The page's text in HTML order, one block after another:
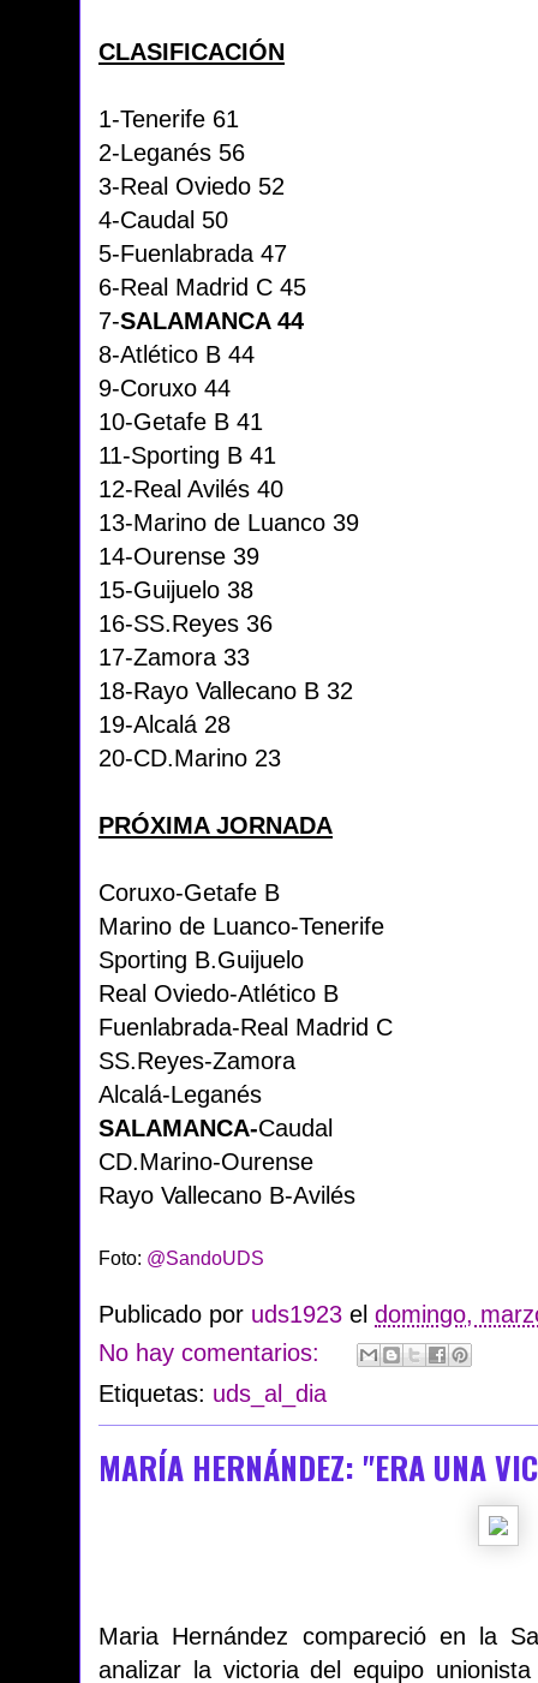
CLASIFICACIÓN
1-Tenerife 61
2-Leganés 56
3-Real Oviedo 52
4-Caudal 50
5-Fuenlabrada 47
6-Real Madrid C 45
7-SALAMANCA 44
8-Atlético B 44
9-Coruxo 44
10-Getafe B 41
11-Sporting B 41
12-Real Avilés 40
13-Marino de Luanco 39
14-Ourense 39
15-Guijuelo 38
16-SS.Reyes 36
17-Zamora 33
18-Rayo Vallecano B 32
19-Alcalá 28
20-CD.Marino 23
PRÓXIMA JORNADA
Coruxo-Getafe B
Marino de Luanco-Tenerife
Sporting B.Guijuelo
Real Oviedo-Atlético B
Fuenlabrada-Real Madrid C
SS.Reyes-Zamora
Alcalá-Leganés
SALAMANCA-Caudal
CD.Marino-Ourense
Rayo Vallecano B-Avilés
Foto: @SandoUDS
Publicado por uds1923 el domingo,
No hay comentarios:
Etiquetas: uds_al_dia
MARÍA HERNÁNDEZ: "ERA UNA
Maria Hernández compareció en la
analizar la victoria del equipo